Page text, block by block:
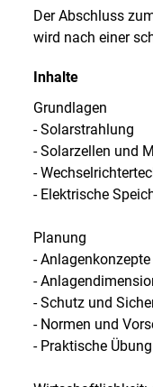
Der Abschluss
wird nach einer
Inhalte
Grundlagen
- Solarstrahlung
- Solarzellen und
-
- Elektrische
Planung
- Anlagenkonzepte
-
- Schutz und
- Normen und
- Praktische Übung